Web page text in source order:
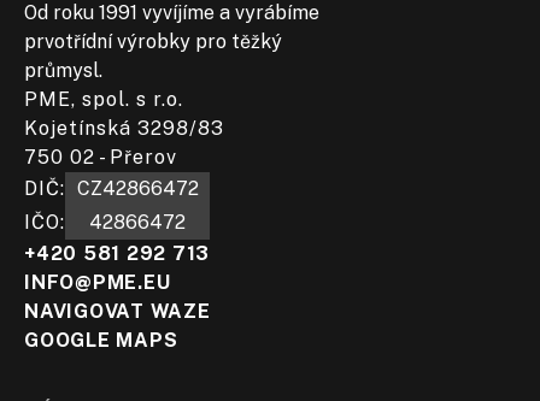
Od roku 1991 vyvíjíme a vyrábíme
prvotřídní výrobky pro těžký
průmysl.
PME, spol. s r.o.
Kojetínská 3298/83
750 02 - Přerov
DIČ:​ CZ42866472
IČO:
42866472
+420 581 292 713
INFO@PME.EU
NAVIGOVAT WAZE
GOOGLE MAPS